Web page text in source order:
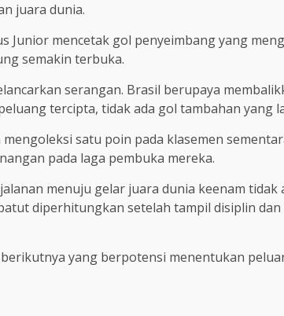
juara dunia.
Junior mencetak gol penyeimbang yang
semakin terbuka.
serangan. Brasil berupaya
tercipta, tidak ada gol tambahan
satu poin pada klasemen
pada laga pembuka mereka.
menuju gelar juara dunia keenam
diperhitungkan setelah tampil disiplin
yang berpotensi menentukan